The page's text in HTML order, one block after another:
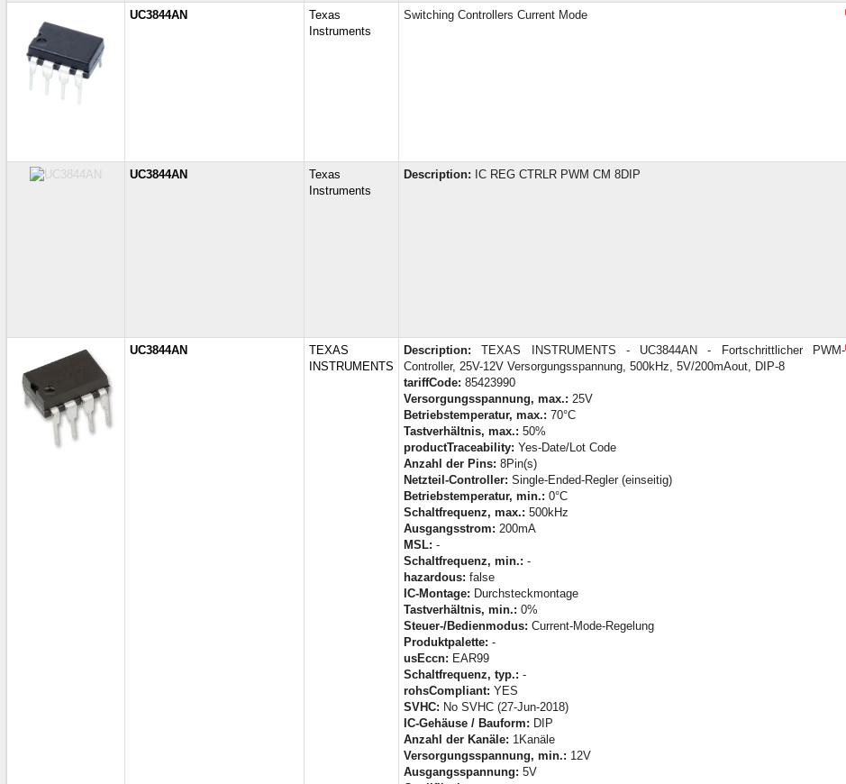
UC3844AN
Texas
Instruments
Switching Controllers Current Mode
UC3844AN
Texas
Instruments
Description: IC REG CTRLR PWM CM 8DIP
UC3844AN
TEXAS
INSTRUMENTS
Description: TEXAS INSTRUMENTS - UC3844AN - Fortschrittlicher PWM-
Controller, 25V-12V Versorgungsspannung, 500kHz, 5V/200mAout, DIP-8
tariffCode: 85423990
Versorgungsspannung, max.: 25V
Betriebstemperatur, max.: 70°C
Tastverhältnis, max.: 50%
productTraceability: Yes-Date/Lot Code
Anzahl der Pins: 8Pin(s)
Netzteil-Controller: Single-Ended-Regler (einseitig)
Betriebstemperatur, min.: 0°C
Schaltfrequenz, max.: 500kHz
Ausgangsstrom: 200mA
MSL: -
Schaltfrequenz, min.: -
hazardous: false
IC-Montage: Durchsteckmontage
Tastverhältnis, min.: 0%
Steuer-/Bedienmodus: Current-Mode-Regelung
Produktpalette: -
usEccn: EAR99
Schaltfrequenz, typ.: -
rohsCompliant: YES
SVHC: No SVHC (27-Jun-2018)
IC-Gehäuse / Bauform: DIP
Anzahl der Kanäle: 1Kanäle
Versorgungsspannung, min.: 12V
Ausgangsspannung: 5V